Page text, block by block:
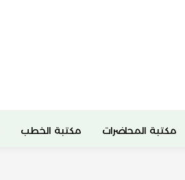
مكتبة المحاضرات مكتبة الخطب